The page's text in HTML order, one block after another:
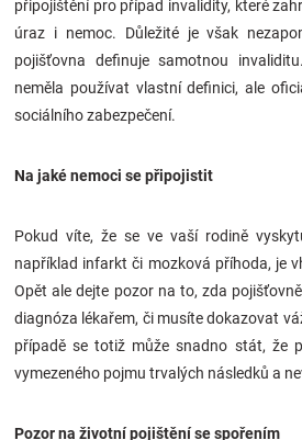
připojištění pro případ invalidity, které
úraz i nemoc. Důležité je však
pojišťovna definuje samotnou
neměla používat vlastní definici, ale
sociálního zabezpečení.
Na jaké nemoci se připojistit
Pokud víte, že se ve vaší rodině
například infarkt či mozková příhoda, je
Opět ale dejte pozor na to, zda
diagnóza lékařem, či musíte dokazovat
případě se totiž může snadno stát, že
vymezeného pojmu trvalých následků a
Pozor na životní pojištění se spořením